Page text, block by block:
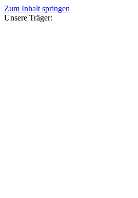
Zum Inhalt springen
Unsere Träger: